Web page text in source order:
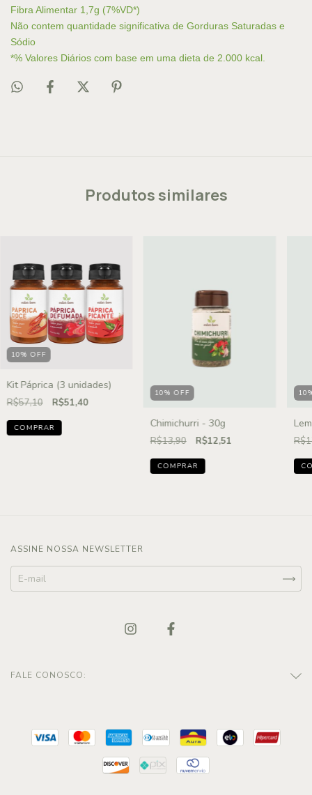
Fibra Alimentar 1,7g (7%VD*)
Não contem quantidade significativa de Gorduras Saturadas e
Sódio
*% Valores Diários com base em uma dieta de 2.000 kcal.
Produtos similares
10% OFF
Kit Páprica (3 unidades)
R$57,10 R$51,40
10% OFF
Chimichurri - 30g
R$13,90 R$12,51
10
ASSINE NOSSA NEWSLETTER
FALE CONOSCO: